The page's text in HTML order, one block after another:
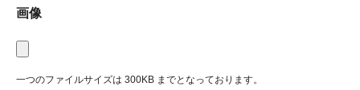
画像
一つのファイルサイズは 300KB までとなっております。